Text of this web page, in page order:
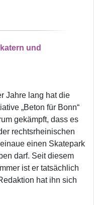
und
Jahre lang hat die
„Beton für Bonn“
gekämpft, dass es
rechtsrheinischen
einen Skatepark
darf. Seit diesem
ist er tatsächlich
hat ihn sich